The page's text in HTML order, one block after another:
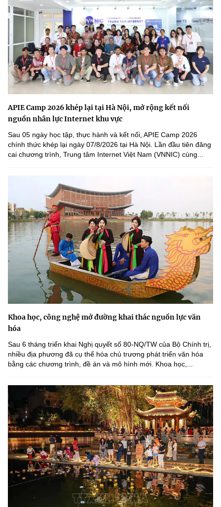
APIE Camp 2026 khép lại tại Hà Nội, mở rộng kết nối
nguồn nhân lực Internet khu vực
Sau 05 ngày học tập, thực hành và kết nối, APIE Camp 2026
chính thức khép lại ngày 07/8/2026 tại Hà Nội. Lần đầu tiên đăng
cai chương trình, Trung tâm Internet Việt Nam (VNNIC) cùng...
Khoa học, công nghệ mở đường khai thác nguồn lực văn
hóa
Sau 6 tháng triển khai Nghị quyết số 80-NQ/TW của Bộ Chính trị,
nhiều địa phương đã cụ thể hóa chủ trương phát triển văn hóa
bằng các chương trình, đề án và mô hình mới. Khoa học,...